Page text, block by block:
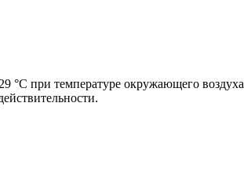
°С при температуре окружающего